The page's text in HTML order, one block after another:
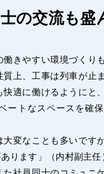
の交流も盛
きやすい環境づくり
上、工事は列車が止
適に働けるようにと
ートなスペースを確
変なことも多いです
ります」（内村副主任